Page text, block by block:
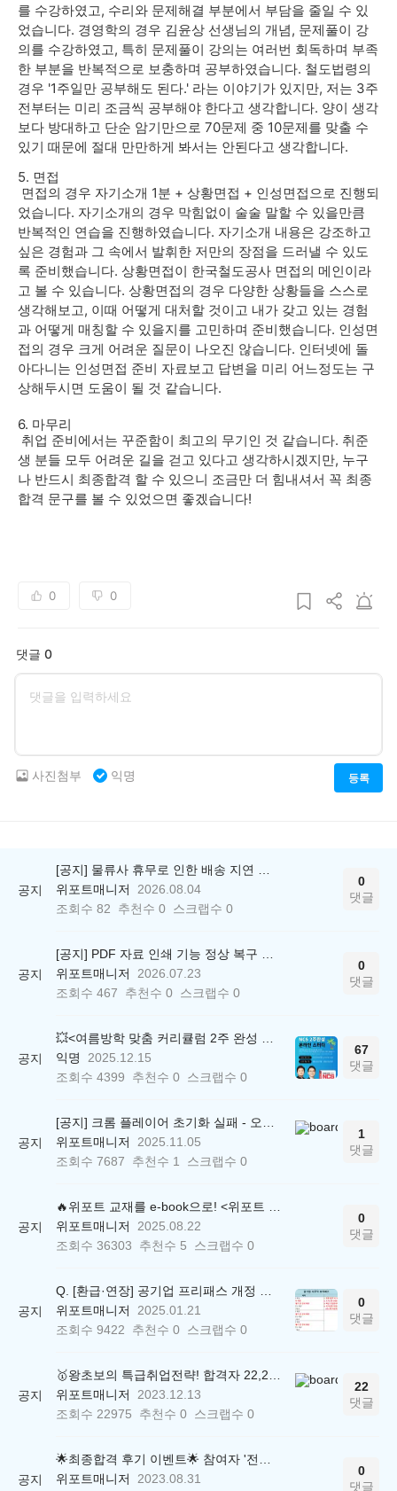
를 수강하였고, 수리와 문제해결 부분에서 부담을 줄일 수 있
었습니다. 경영학의 경우 김윤상 선생님의 개념, 문제풀이 강
의를 수강하였고, 특히 문제풀이 강의는 여러번 회독하며 부족
한 부분을 반복적으로 보충하며 공부하였습니다. 철도법령의
경우 '1주일만 공부해도 된다.' 라는 이야기가 있지만, 저는 3주
전부터는 미리 조금씩 공부해야 한다고 생각합니다. 양이 생각
보다 방대하고 단순 암기만으로 70문제 중 10문제를 맞출 수
있기 때문에 절대 만만하게 봐서는 안된다고 생각합니다.
5. 면접
면접의 경우 자기소개 1분 + 상황면접 + 인성면접으로 진행되
었습니다. 자기소개의 경우 막힘없이 술술 말할 수 있을만큼
반복적인 연습을 진행하였습니다. 자기소개 내용은 강조하고
싶은 경험과 그 속에서 발휘한 저만의 장점을 드러낼 수 있도
록 준비했습니다. 상황면접이 한국철도공사 면접의 메인이라
고 볼 수 있습니다. 상황면접의 경우 다양한 상황들을 스스로
생각해보고, 이때 어떻게 대처할 것이고 내가 갖고 있는 경험
과 어떻게 매칭할 수 있을지를 고민하며 준비했습니다. 인성면
접의 경우 크게 어려운 질문이 나오진 않습니다. 인터넷에 돌
아다니는 인성면접 준비 자료보고 답변을 미리 어느정도는 구
상해두시면 도움이 될 것 같습니다.
6. 마무리
취업 준비에서는 꾸준함이 최고의 무기인 것 같습니다. 취준
생 분들 모두 어려운 길을 걷고 있다고 생각하시겠지만, 누구
나 반드시 최종합격 할 수 있으니 조금만 더 힘내셔서 꼭 최종
합격 문구를 볼 수 있었으면 좋겠습니다!
0 0
댓글 0
등록
사진첨부 익명
공지
위포트매니저
2026.08.04
조회수 82 추천수 0 스크랩수 0
0
댓글
공지
위포트매니저
2026.07.23
조회수 467 추천수 0 스크랩수 0
0
댓글
공지
익명
2025.12.15
조회수 4399 추천수 0 스크랩수 0
67
댓글
공지
위포트매니저
2025.11.05
조회수 7687 추천수 1 스크랩수 0
1
댓글
공지
위포트매니저
2025.08.22
조회수 36303 추천수 5 스크랩수 0
0
댓글
공지
위포트매니저
2025.01.21
조회수 9422 추천수 0 스크랩수 0
0
댓글
공지
위포트매니저
2023.12.13
조회수 22975 추천수 0 스크랩수 0
22
댓글
공지
위포트매니저
2023.08.31
0
댓글